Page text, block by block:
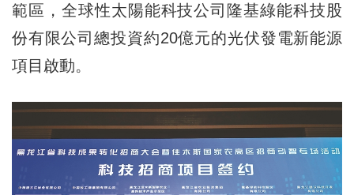
範區，全球性太陽能科技公司隆基綠能科技股
份有限公司總投資約20億元的光伏發電新能源
項目啟動。